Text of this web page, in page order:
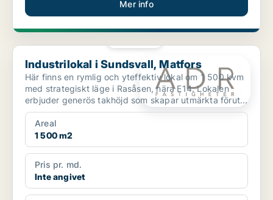
Mer info
Industrilokal i Sundsvall, Matfors
Industrilokal i Sundsvall, Matfors
Här finns en rymlig och yteffektiv lokal om 1 500 kvm
med strategiskt läge i Rasåsen, nära E14. Lokalen
erbjuder generös takhöjd som skapar utmärkta förut...
Areal
1 500 m2
Pris pr. md.
Inte angivet